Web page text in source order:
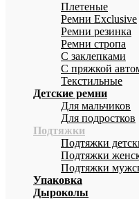
Плетеные
Ремни Exclusive
Ремни резинка
Ремни стропа
С заклепками
С пряжкой
Текстильные
Детские ремни
Для мальчиков
Для подростков
Подтяжки
Подтяжки
Подтяжки
Подтяжки
Упаковка
Дыроколы